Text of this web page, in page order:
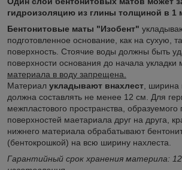
гидроизоляцию из глины толщиной в 1
Бентонитовые маты "Изобент"
подготовленное основание, как на сухую,
поверхность. Стоячие воды должны быть
поверхности основания до начала укладки
материала в воду запрещена.
Материал укладывают внахлест ,
должна составлять не менее 12 см. Для
межпластового пространства, образуемого
поверхностей маетариала друг на друга,
нижнего материала обрабатывают
(бентокрошкой) на всю ширину нахлеста.
Гарантийный срок хранения материла: